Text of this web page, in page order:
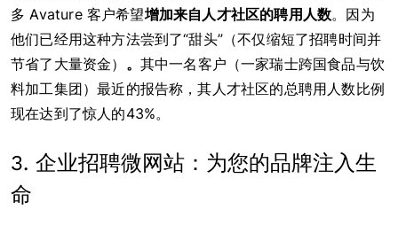
多 Avature 客户希望增加来自人才社区的聘用人数。因为
他们已经用这种方法尝到了“甜头”（不仅缩短了招聘时间并
节省了大量资金） 。 其中一名客户（一家瑞士跨国食品与饮
料加工集团）最近的报告称，其人才社区的总聘用人数比例
现在达到了惊人的43%。
3. 企业招聘微网站：为您的品牌注入生
命